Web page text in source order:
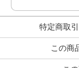
特定商取
この商